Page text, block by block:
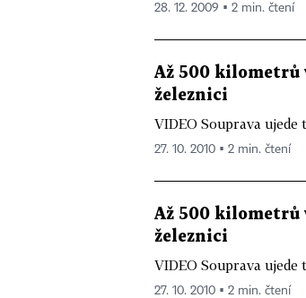
28. 12. 2009 ▪ 2 min. čtení
Až 500 kilometrů
železnici
VIDEO Souprava
27. 10. 2010 ▪ 2 min. čtení
Až 500 kilometrů
železnici
VIDEO Souprava
27. 10. 2010 ▪ 2 min. čtení